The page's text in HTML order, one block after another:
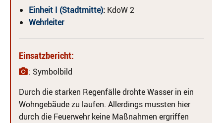
Einheit I (Stadtmitte): KdoW 2
Wehrleiter
Einsatzbericht:
: Symbolbild
Durch die starken Regenfälle drohte Wasser in ein
Wohngebäude zu laufen. Allerdings mussten hier
durch die Feuerwehr keine Maßnahmen ergriffen